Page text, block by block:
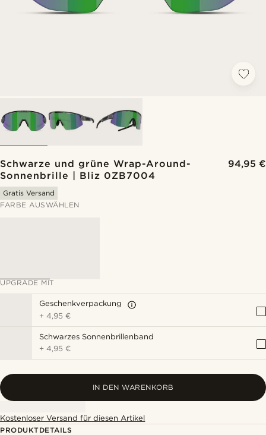
Schwarze und grüne Wrap-Around-
Sonnenbrille | Bliz 0ZB7004
94,95 €
Gratis Versand
FARBE AUSWÄHLEN
UPGRADE MIT
Geschenkverpackung
+4,95 €
Schwarzes Sonnenbrillenband
+4,95 €
IN DEN WARENKORB
Kostenloser Versand für diesen Artikel
PRODUKTDETAILS